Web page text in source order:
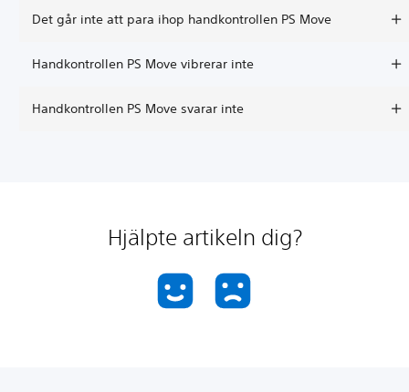
Det går inte att para ihop handkontrollen PS Move
Handkontrollen PS Move vibrerar inte
Handkontrollen PS Move svarar inte
Hjälpte artikeln dig?